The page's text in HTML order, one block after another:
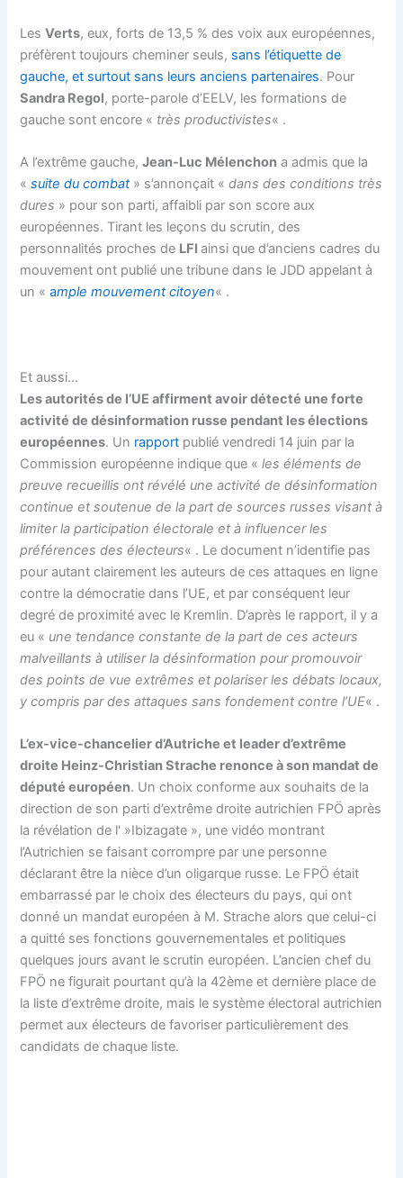
LesVerts, eux, forts de 13,5 % des voix aux européennes,
préfèrent toujours cheminer seuls, sans l’étiquette de
gauche, et surtout sans leurs anciens partenaires. Pour
Sandra Regol, porte-parole d’EELV, les formations de
gauche sont encore « très productivistes« .
A l’extrême gauche,Jean-Luc Mélenchon a admis que la
«suite du combat» s’annonçait «dans des conditions très
dures » pour son parti, affaibli par son score aux
européennes. Tirant les leçons du scrutin, des
personnalités proches de LFIainsi que d’anciens cadres du
mouvement ont publié une tribune dans le JDD appelant à
un «ample mouvement citoyen« .
Et aussi…
Les autorités de l’UE affirment avoir détecté une forte
activité de désinformation russe pendant les élections
européennes. Un rapport publié vendredi 14 juin par la
Commission européenne indique que «les éléments de
preuve recueillis ont révélé une activité de désinformation
continue et soutenue de la part de sources russes visant à
limiter la participation électorale et à influencer les
préférences des électeurs« . Le document n’identifie pas
pour autant clairement les auteurs de ces attaques en ligne
contre la démocratie dans l’UE, et par conséquent leur
degré de proximité avec le Kremlin. D’après le rapport, il y a
eu « une tendance constante de la part de ces acteurs
malveillants à utiliser la désinformation pour promouvoir
des points de vue extrêmes et polariser les débats locaux,
y compris par des attaques sans fondement contre l’UE« .
L’ex-vice-chancelier d’Autriche et leader d’extrême
droite Heinz-Christian Strache renonce à son mandat de
député européen. Un choix conforme aux souhaits de la
direction de son parti d’extrême droite autrichien FPÖ après
la révélation de l' »Ibizagate », une vidéo montrant
l’Autrichien se faisant corrompre par une personne
déclarant être la nièce d’un oligarque russe. Le FPÖ était
embarrassé par le choix des électeurs du pays, qui ont
donné un mandat européen à M. Strache alors que celui-ci
a quitté ses fonctions gouvernementales et politiques
quelques jours avant le scrutin européen. L’ancien chef du
FPÖ ne figurait pourtant qu’à la 42ème et dernière place de
la liste d’extrême droite, mais le système électoral autrichien
permet aux électeurs de favoriser particulièrement des
candidats de chaque liste.